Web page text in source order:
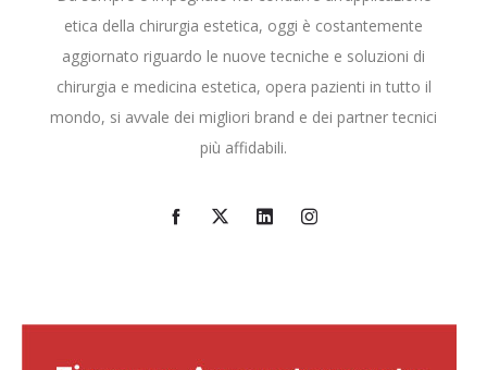
etica della chirurgia estetica, oggi è costantemente
aggiornato riguardo le nuove tecniche e soluzioni di
chirurgia e medicina estetica, opera pazienti in tutto il
mondo, si avvale dei migliori brand e dei partner tecnici
più affidabili.